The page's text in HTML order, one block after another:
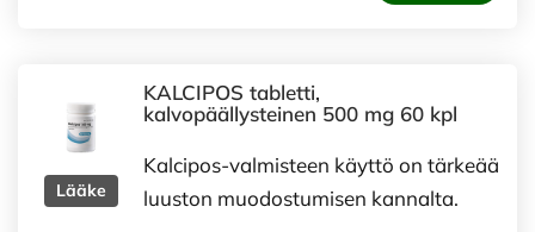
Lääke
KALCIPOS tabletti,
kalvopäällysteinen 500 mg 60 kpl
Kalcipos-valmisteen käyttö on tärkeää
luuston muodostumisen kannalta.